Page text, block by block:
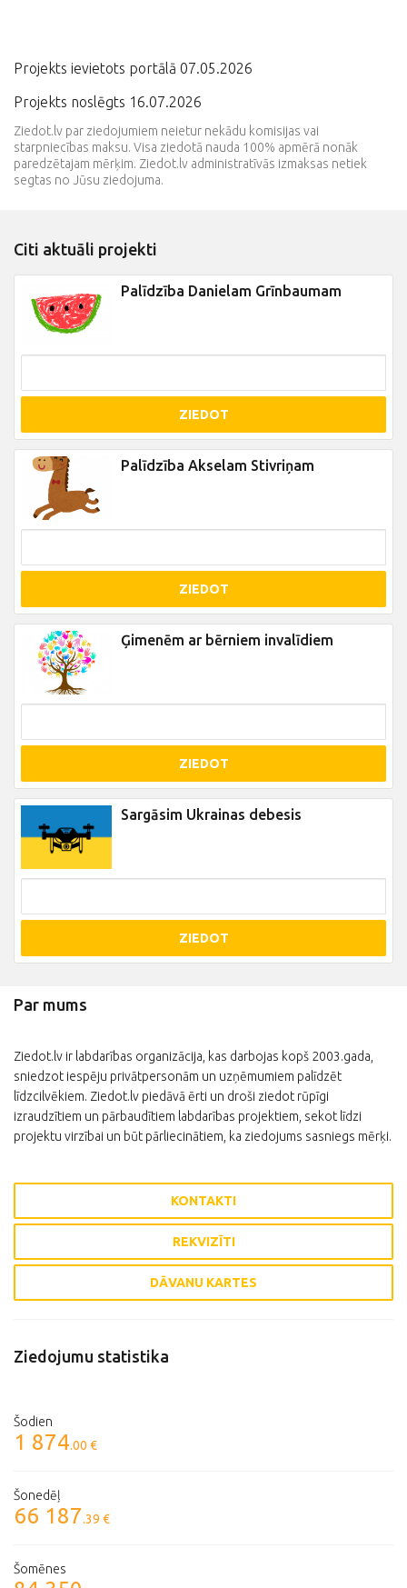
Projekts ievietots portālā 07.05.2026
Projekts noslēgts 16.07.2026
Ziedot.lv par ziedojumiem neietur nekādu komisijas vai
starpniecības maksu. Visa ziedotā nauda 100% apmērā nonāk
paredzētajam mērķim. Ziedot.lv administratīvās izmaksas netiek
segtas no Jūsu ziedojuma.
Citi aktuāli projekti
Palīdzība Danielam Grīnbaumam
ZIEDOT
Palīdzība Akselam Stivriņam
ZIEDOT
Ģimenēm ar bērniem invalīdiem
ZIEDOT
Sargāsim Ukrainas debesis
ZIEDOT
Par mums
Ziedot.lv ir labdarības organizācija, kas darbojas kopš 2003.gada,
sniedzot iespēju privātpersonām un uzņēmumiem palīdzēt
līdzcilvēkiem. Ziedot.lv piedāvā ērti un droši ziedot rūpīgi
izraudzītiem un pārbaudītiem labdarības projektiem, sekot līdzi
projektu virzībai un būt pārliecinātiem, ka ziedojums sasniegs mērķi.
KONTAKTI
REKVIZĪTI
DĀVANU KARTES
Ziedojumu statistika
Šodien
1 874.00 €
Šonedēļ
66 187.39 €
Šomēnes